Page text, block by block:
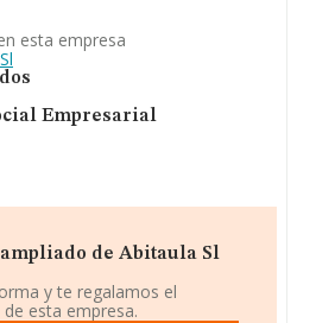
esta empresa
Empresarial
de Abitaula Sl
y te regalamos el
esta empresa.